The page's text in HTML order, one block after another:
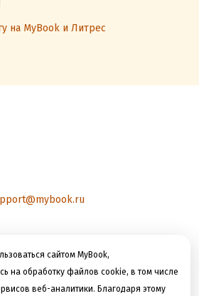
сайтом MyBook,
на обработку файлов cookie, в том числе
веб-аналитики. Благодаря этому
на MyBook и Литрес